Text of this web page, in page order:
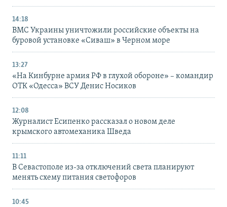
14:18
ВМС Украины уничтожили российские объекты на
буровой установке «Сиваш» в Черном море
13:27
«На Кинбурне армия РФ в глухой обороне» – командир
ОТК «Одесса» ВСУ Денис Носиков
12:08
Журналист Есипенко рассказал о новом деле
крымского автомеханика Шведа
11:11
В Севастополе из-за отключений света планируют
менять схему питания светофоров
10:45